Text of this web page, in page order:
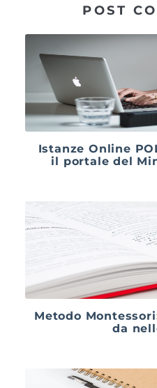
POST
Istanze Online
il portale del
Metodo
da